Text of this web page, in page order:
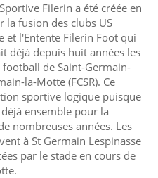
Filerin a été créée en
la fusion des clubs US
et l'Entente Filerin Foot qui
déjà depuis huit années les
football de Saint-Germain-
la-Motte (FCSR). Ce
sportive logique puisque
ensemble pour la
nombreuses années. Les
à St Germain Lespinasse
par le stade en cours de